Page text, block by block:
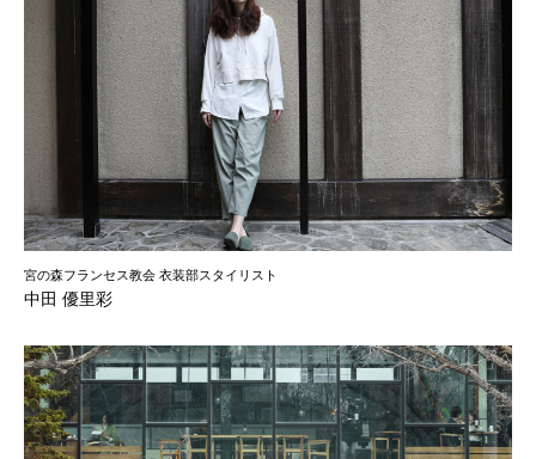
宮の森フランセス教会 衣装部スタイリスト
中田 優里彩